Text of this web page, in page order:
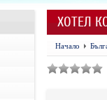
ХОТЕЛ
Начало